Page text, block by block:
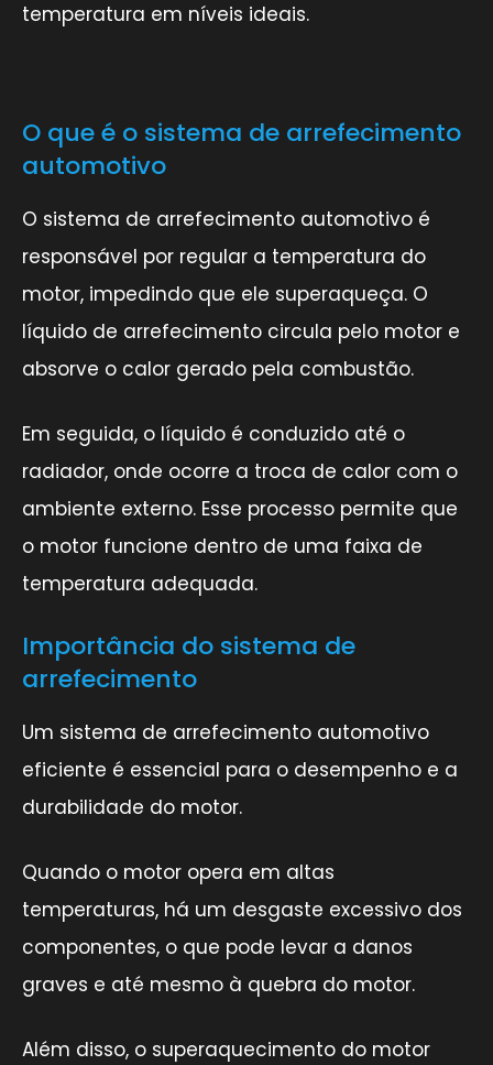
temperatura em níveis ideais.
O que é o sistema de arrefecimento
automotivo
O sistema de arrefecimento automotivo é
responsável por regular a temperatura do
motor, impedindo que ele superaqueça. O
líquido de arrefecimento circula pelo motor e
absorve o calor gerado pela combustão.
Em seguida, o líquido é conduzido até o
radiador, onde ocorre a troca de calor com o
ambiente externo. Esse processo permite que
o motor funcione dentro de uma faixa de
temperatura adequada.
Importância do sistema de
arrefecimento
Um sistema de arrefecimento automotivo
eficiente é essencial para o desempenho e a
durabilidade do motor.
Quando o motor opera em altas
temperaturas, há um desgaste excessivo dos
componentes, o que pode levar a danos
graves e até mesmo à quebra do motor.
Além disso, o superaquecimento do motor